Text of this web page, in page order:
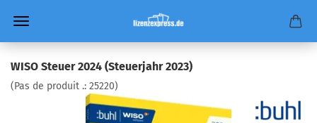
WISO Steuer 2024 (Steuerjahr 2023)
(Pas de produit .: 25220)